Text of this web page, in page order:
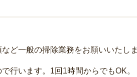
ど一般の掃除業務をお願いいたしま
行います。1回1時間からでもOK。